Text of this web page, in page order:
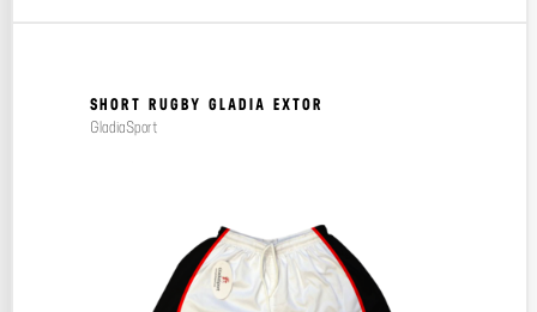
SHORT RUGBY GLADIA EXTOR
GladiaSport